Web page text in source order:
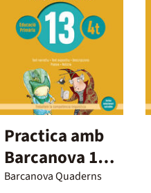
Practica amb
Barcanova 13.
Comprensió
Barcanova Quaderns